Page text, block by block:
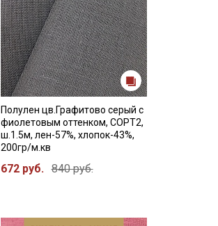
Полулен цв.Графитово серый с
фиолетовым оттенком, СОРТ2,
ш.1.5м, лен-57%, хлопок-43%,
200гр/м.кв
672 руб. 840 руб.